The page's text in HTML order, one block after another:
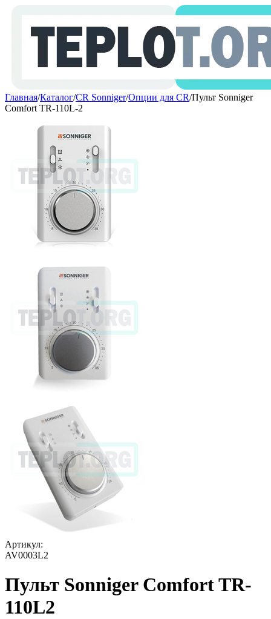
Главная/Каталог/CR Sonniger/Опции для CR/Пульт Sonniger
Comfort TR-110L-2
Артикул:
AV0003L2
Пульт Sonniger Comfort TR-
110L2